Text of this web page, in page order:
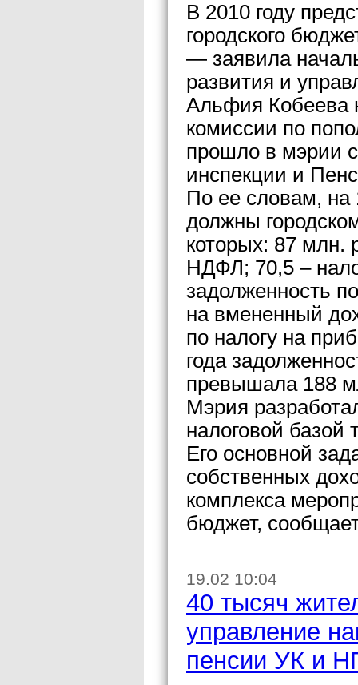
В 2010 году
городского
— заявила
развития и
Альфия Кобеева
комиссии по
прошло в мэрии
инспекции и
По ее словам, на
должны
которых: 87 млн.
НДФЛ; 70,5 –
задолженность
на вмененный
по налогу на
года
превышала 188
Мэрия
налоговой
Его основной
собственных
комплекса
бюджет,
19.02 10:04
40 тысяч
управление
пенсии УК и